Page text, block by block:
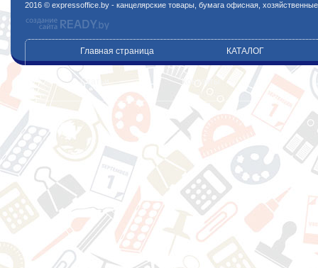
2016 © expressoffice.by - канцелярские товары, бумага офисная,
Главная страница КАТАЛОГ
Статьи Контакты